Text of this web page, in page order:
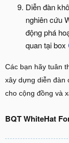
Diễn đàn
nghiên cứu
động phá
quan tại box
Các bạn hãy tuân
xây dựng diễn đàn
cho cộng đồng và
BQT WhiteHat